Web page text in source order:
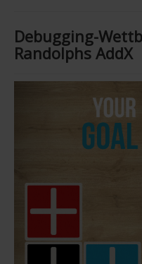
Magazine
Download spielbox
Newsletter
Spieledatenbank
Debugging-
Randolphs AddX